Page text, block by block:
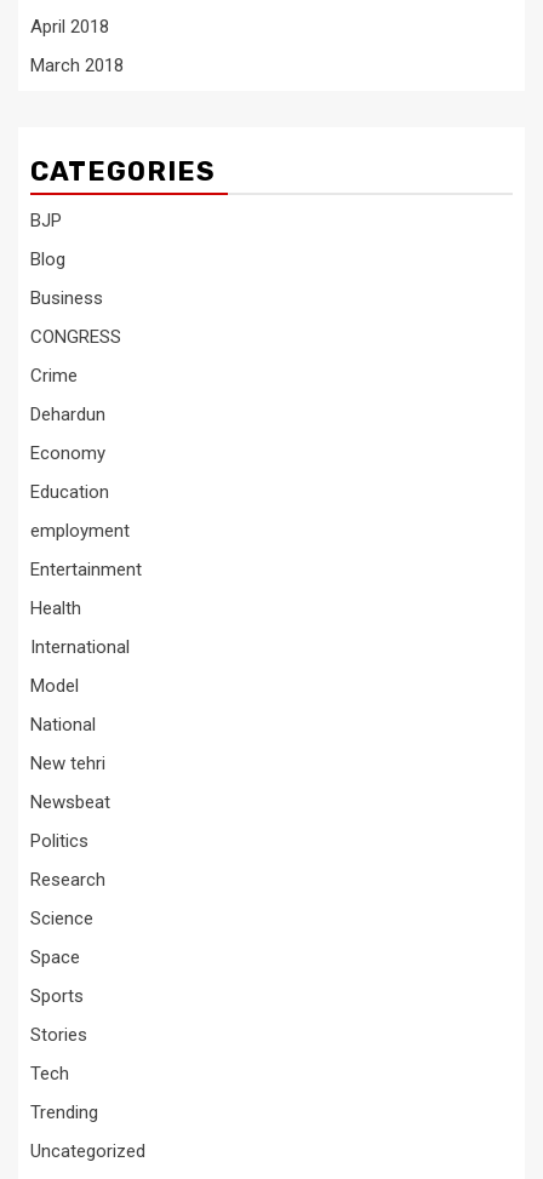
April 2018
March 2018
CATEGORIES
BJP
Blog
Business
CONGRESS
Crime
Dehardun
Economy
Education
employment
Entertainment
Health
International
Model
National
New tehri
Newsbeat
Politics
Research
Science
Space
Sports
Stories
Tech
Trending
Uncategorized